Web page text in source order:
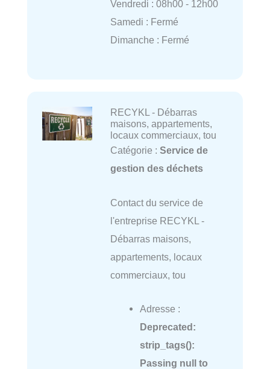
Vendredi : 08h00 - 12h00
Samedi : Fermé
Dimanche : Fermé
RECYKL - Débarras
maisons, appartements,
locaux commerciaux, tou
Catégorie : Service de
gestion des déchets
Contact du service de
l'entreprise RECYKL -
Débarras maisons,
appartements, locaux
commerciaux, tou
Adresse :
Deprecated:
strip_tags():
Passing null to